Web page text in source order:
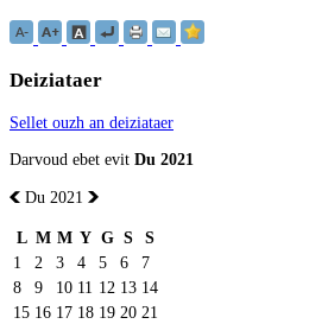
Deiziataer
Sellet ouzh an deiziataer
Darvoud ebet evit Du 2021
Du 2021
L M M Y G S
S
1
2 3 4 5 6
7
8
9 10 11 12 13 14
15 16 17 18 19 20 21